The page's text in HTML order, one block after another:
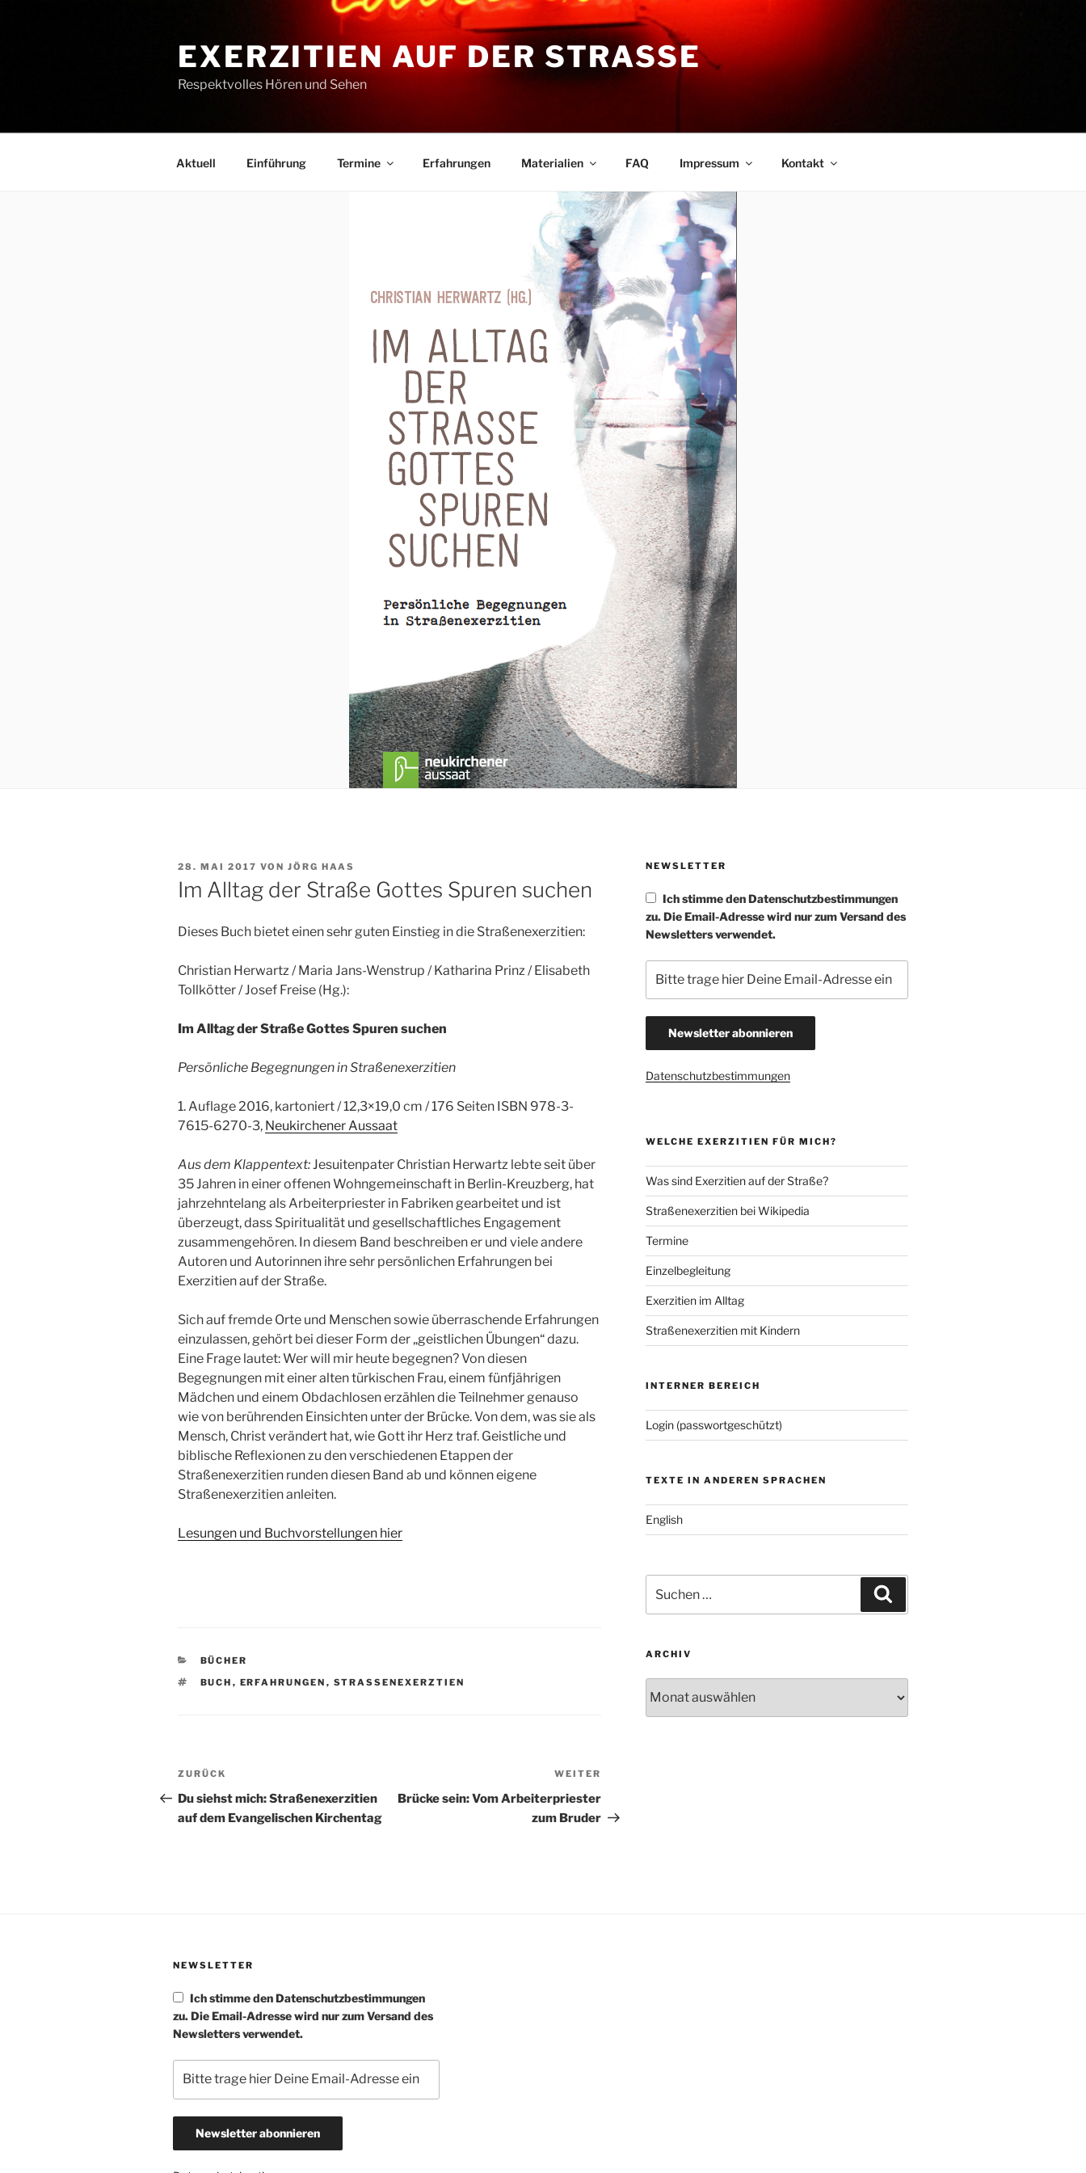
EXERZITIEN AUF DER STRASSE
Respektvolles Hören und Sehen
Aktuell Einführung Termine Erfahrungen Materialien FAQ Impressum Kontakt
VERÖFFENTLICHT
AM
28. MAI 2017 VON JÖRG HAAS
Im Alltag der Straße Gottes Spuren suchen
Dieses Buch bietet einen sehr guten Einstieg in die Straßenexerzitien:
Christian Herwartz / Maria Jans-Wenstrup / Katharina Prinz / Elisabeth
Tollkötter / Josef Freise (Hg.):
Im Alltag der Straße Gottes Spuren suchen
Persönliche Begegnungen in Straßenexerzitien
1. Auflage 2016, kartoniert / 12,3×19,0 cm / 176 Seiten ISBN 978-3-
7615-6270-3, Neukirchener Aussaat
Aus dem Klappentext:Jesuitenpater Christian Herwartz lebte seit über
35 Jahren in einer offenen Wohngemeinschaft in Berlin-Kreuzberg, hat
jahrzehntelang als Arbeiterpriester in Fabriken gearbeitet und ist
überzeugt, dass Spiritualität und gesellschaftliches Engagement
zusammengehören. In diesem Band beschreiben er und viele andere
Autoren und Autorinnen ihre sehr persönlichen Erfahrungen bei
Exerzitien auf der Straße.
Sich auf fremde Orte und Menschen sowie überraschende Erfahrungen
einzulassen, gehört bei dieser Form der „geistlichen Übungen“ dazu.
Eine Frage lautet: Wer will mir heute begegnen? Von diesen
Begegnungen mit einer alten türkischen Frau, einem fünfjährigen
Mädchen und einem Obdachlosen erzählen die Teilnehmer genauso
wie von berührenden Einsichten unter der Brücke. Von dem, was sie als
Mensch, Christ verändert hat, wie Gott ihr Herz traf. Geistliche und
biblische Reflexionen zu den verschiedenen Etappen der
Straßenexerzitien runden diesen Band ab und können eigene
Straßenexerzitien anleiten.
Lesungen und Buchvorstellungen hier
KATEGORIEN
BÜCHER
SCHLAGWÖRTER
BUCH , ERFAHRUNGEN , STRASSENEXERZTIEN
Beitragsnavigation
Vorheriger
Beitrag
ZURÜCK
Du siehst mich: Straßenexerzitien
auf dem Evangelischen Kirchentag
Beitrag
WEITER
Brücke sein: Vom Arbeiterpriester
zum Bruder
NEWSLETTER
Ich stimme den Datenschutzbestimmungen
zu. Die Email-Adresse wird nur zum Versand des
Newsletters verwendet.
Datenschutzbestimmungen
WELCHE EXERZITIEN FÜR MICH?
Was sind Exerzitien auf der Straße?
Straßenexerzitien bei Wikipedia
Termine
Einzelbegleitung
Exerzitien im Alltag
Straßenexerzitien mit Kindern
INTERNER BEREICH
Login (passwortgeschützt)
TEXTE IN ANDEREN SPRACHEN
English
nach:
ARCHIV
NEWSLETTER
Ich stimme den Datenschutzbestimmungen
zu. Die Email-Adresse wird nur zum Versand des
Newsletters verwendet.